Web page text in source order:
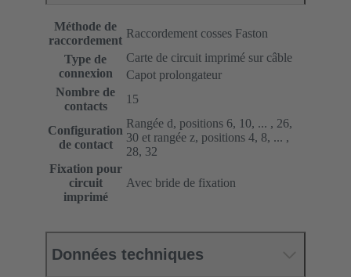
Méthode de
raccordement
Raccordement cosses Faston
Type de
connexion
Carte de circuit imprimé sur câble
Capot prolongateur
Nombre de
contacts
15
Configuration
de contact
Rangée d, positions 6, 10, ... , 26,
30 et rangée z, positions 4, 8, ... ,
28, 32
Fixation pour
circuit
imprimé
Avec bride de fixation
Données techniques